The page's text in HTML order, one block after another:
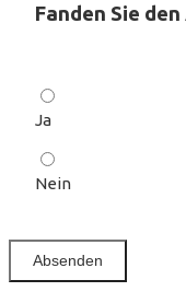
Fanden Sie
Ja
Nein